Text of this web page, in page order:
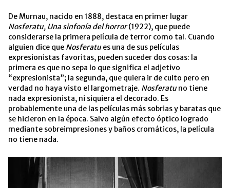
De Murnau, nacido en 1888, destaca en primer lugar
Nosferatu, Una sinfonía del horror(1922), que puede
considerarse la primera película de terror como tal. Cuando
alguien dice que Nosferatues una de sus películas
expresionistas favoritas, pueden suceder dos cosas: la
primera es que no sepa lo que significa el adjetivo
“expresionista”; la segunda, que quiera ir de culto pero en
verdad no haya visto el largometraje. Nosferatuno tiene
nada expresionista, ni siquiera el decorado. Es
probablemente una de las películas más sobrias y baratas que
se hicieron en la época. Salvo algún efecto óptico logrado
mediante sobreimpresiones y baños cromáticos, la película
no tiene nada.